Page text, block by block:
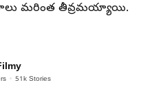
మరింత తీవ్రమయ్యాయి.
51k Stories